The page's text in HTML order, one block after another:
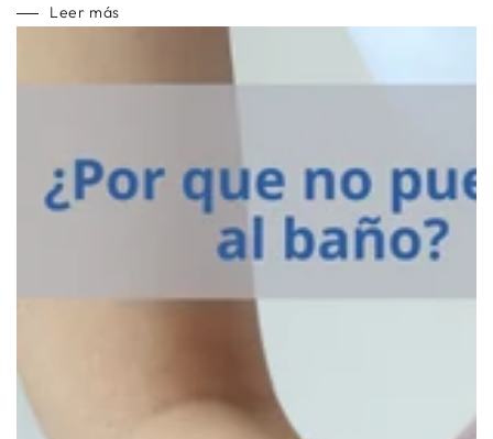
Leer más